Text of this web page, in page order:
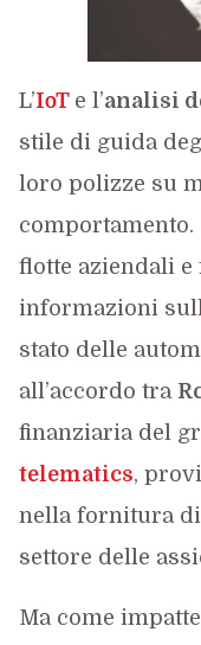
L’IoT e l’analisi
stile di guida
loro polizze su
flotte aziendali
informazioni
stato delle
all’accordo tra
finanziaria del
telematics,
nella fornitura
settore delle
Ma come